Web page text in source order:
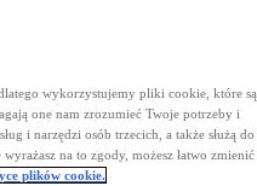
wykorzystujemy pliki cookie, które są
one nam zrozumieć Twoje potrzeby i
i narzędzi osób trzecich, a także służą do
na to zgody, możesz łatwo zmienić
plików cookie.